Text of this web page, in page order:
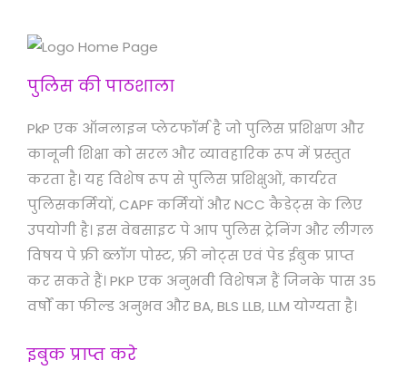
पुलिस की पाठशाला
PkP एक ऑनलाइन प्लेटफॉर्म है जो पुलिस प्रशिक्षण और
कानूनी शिक्षा को सरल और व्यावहारिक रूप में प्रस्तुत
करता है। यह विशेष रूप से पुलिस प्रशिक्षुओं, कार्यरत
पुलिसकर्मियों, CAPF कर्मियों और NCC कैडेट्स के लिए
उपयोगी है। इस वेबसाइट पे आप पुलिस ट्रेनिंग और लीगल
विषय पे फ्री ब्लॉग पोस्ट, फ्री नोट्स एवं पेड ईबुक प्राप्त
कर सकते हैं। PKP एक अनुभवी विशेषज्ञ हैं जिनके पास 35
वर्षों का फील्ड अनुभव और BA, BLS LLB, LLM योग्यता है।
इबुक प्राप्त करे